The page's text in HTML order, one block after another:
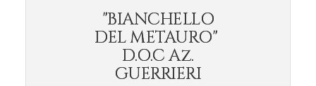
"BIANCHELLO
DEL METAURO"
D.O.C Az.
GUERRIERI